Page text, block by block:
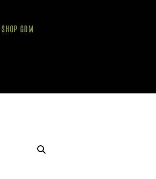
SHOP GDM